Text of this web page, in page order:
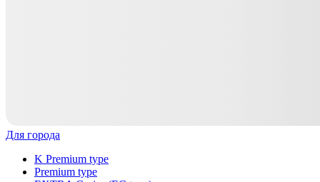
Для города
K Premium type
Premium type